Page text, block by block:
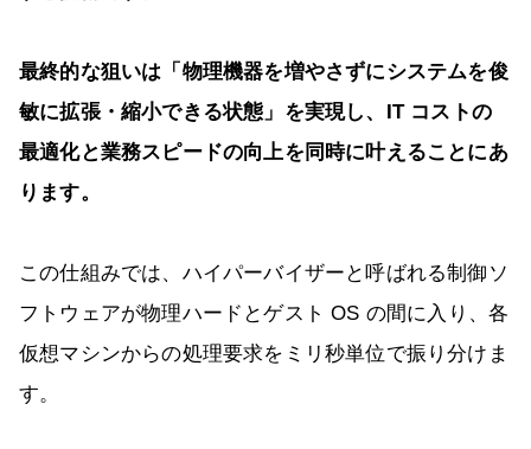
最終的な狙いは「物理機器を増やさずにシステムを俊
敏に拡張・縮小できる状態」を実現し、IT コストの
最適化と業務スピードの向上を同時に叶えることにあ
ります。
この仕組みでは、ハイパーバイザーと呼ばれる制御ソ
フトウェアが物理ハードとゲスト OS の間に入り、各
仮想マシンからの処理要求をミリ秒単位で振り分けま
す。